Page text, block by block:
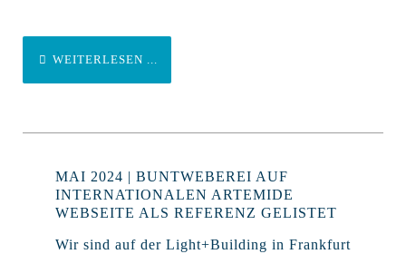
WEITERLESEN ...
MAI 2024 | BUNTWEBEREI AUF
INTERNATIONALEN ARTEMIDE
WEBSEITE ALS REFERENZ GELISTET
Wir sind auf der Light+Building in Frankfurt